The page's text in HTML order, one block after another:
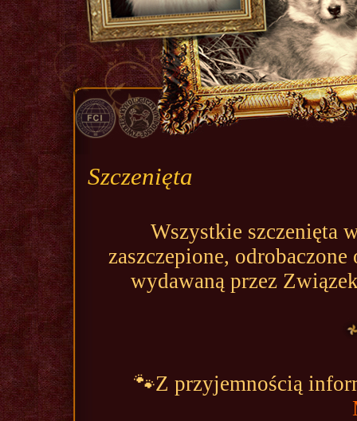
Szczenięta
Wszystkie szczenięta
zaszczepione,
wydawaną przez
🐾Z przyjemnością